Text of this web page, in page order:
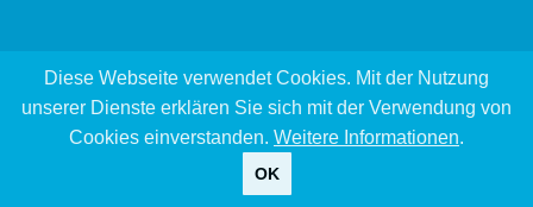
Diese Webseite verwendet Cookies. Mit der Nutzung
unserer Dienste erklären Sie sich mit der Verwendung von
Cookies einverstanden. Weitere Informationen.
OK